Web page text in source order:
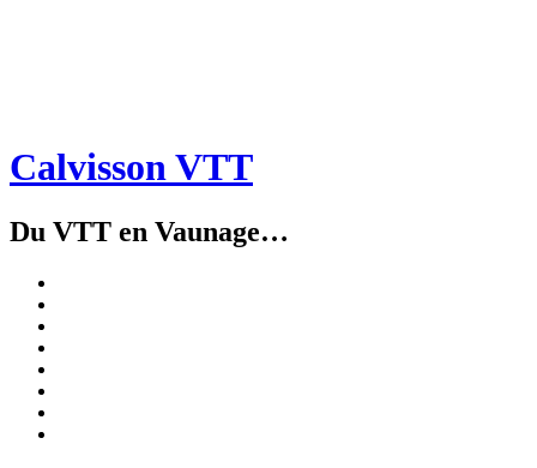
Calvisson VTT
Du VTT en Vaunage…